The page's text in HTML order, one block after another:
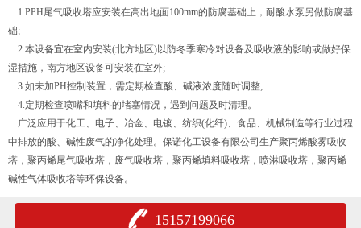
1.PPH尾气吸收塔应安装在高出地面100mm的防腐基础上，耐酸水泵另做防腐基
础;
2.本设备宜在室内安装(北方地区)以防冬季寒冷对设备及吸收液的影响或做好保
湿措施，南方地区设备可安装在室外;
3.如未加PH控制装置，需定期检查酸、碱液浓度随时调整;
4.定期检查喷嘴和填料的堵塞情况，遇到问题及时清理。
广泛应用于化工、电子、冶金、电镀、纺织(化纤)、食品、机械制造等行业过程
中排放的酸、碱性废气的净化处理。保诺化工设备有限公司生产聚丙烯酸雾吸收
塔，聚丙烯尾气吸收塔，废气吸收塔，聚丙烯填料吸收塔，喷淋吸收塔，聚丙烯
碱性气体吸收塔等环保设备。
15157199066